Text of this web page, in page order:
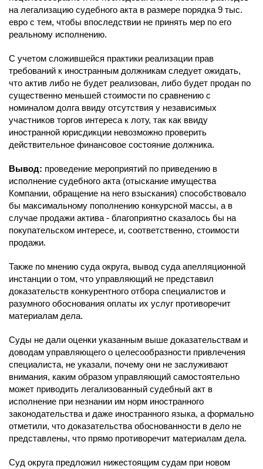
на легализацию судебного акта в размере порядка 9 тыс.
евро с тем, чтобы впоследствии не принять мер по его
реальному исполнению.
С учетом сложившейся практики реализации прав
требований к иностранным должникам следует ожидать,
что актив либо не будет реализован, либо будет продан по
существенно меньшей стоимости по сравнению с
номиналом долга ввиду отсутствия у независимых
участников торгов интереса к лоту, так как ввиду
иностранной юрисдикции невозможно проверить
действительное финансовое состояние должника.
Вывод: проведение мероприятий по приведению в
исполнение судебного акта (отыскание имущества
Компании, обращение на него взыскания) способствовало
бы максимальному пополнению конкурсной массы, а в
случае продажи актива - благоприятно сказалось бы на
покупательском интересе, и, соответственно, стоимости
продажи.
Также по мнению суда округа, вывод суда апелляционной
инстанции о том, что управляющий не представил
доказательств конкурентного отбора специалистов и
разумного обоснования оплаты их услуг противоречит
материалам дела.
Суды не дали оценки указанным выше доказательствам и
доводам управляющего о целесообразности привлечения
специалиста, не указали, почему они не заслуживают
внимания, каким образом управляющий самостоятельно
может приводить легализованный судебный акт в
исполнение при незнании им норм иностранного
законодательства и даже иностранного языка, а формально
отметили, что доказательства обоснованности в дело не
представлены, что прямо противоречит материалам дела.
Суд округа предложил нижестоящим судам при новом